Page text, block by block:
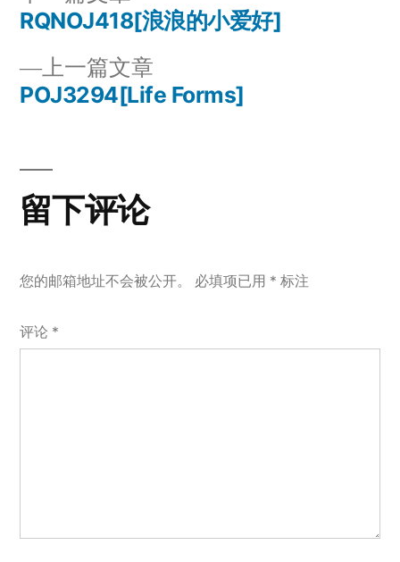
文
章
航
上一篇文章
一
POJ3294[Life Forms]
一
章：
RQNOJ418[浪浪的小爱好]
留下评论
您的邮箱地址不会被公开。 必填项已用 * 标注
评论 *